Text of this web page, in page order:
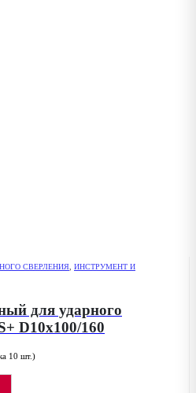
СВЕРЛЕНИЯ ИНСТРУМЕНТ И
для ударного
D10x100/160
10 шт.)